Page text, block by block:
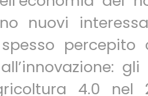
nuovi
percepito
4.0 nel